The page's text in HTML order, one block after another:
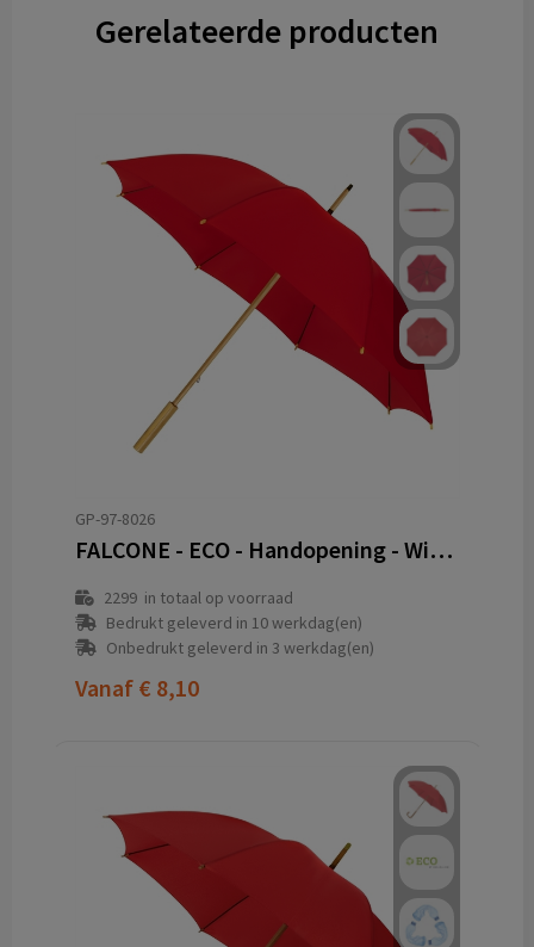
Gerelateerde producten
GP-97-8026
FALCONE - ECO - Handopening - Windproof - 102 cm
2299in totaal op voorraad
Bedrukt geleverd in 10 werkdag(en)
Onbedrukt geleverd in 3 werkdag(en)
Vanaf € 8,10